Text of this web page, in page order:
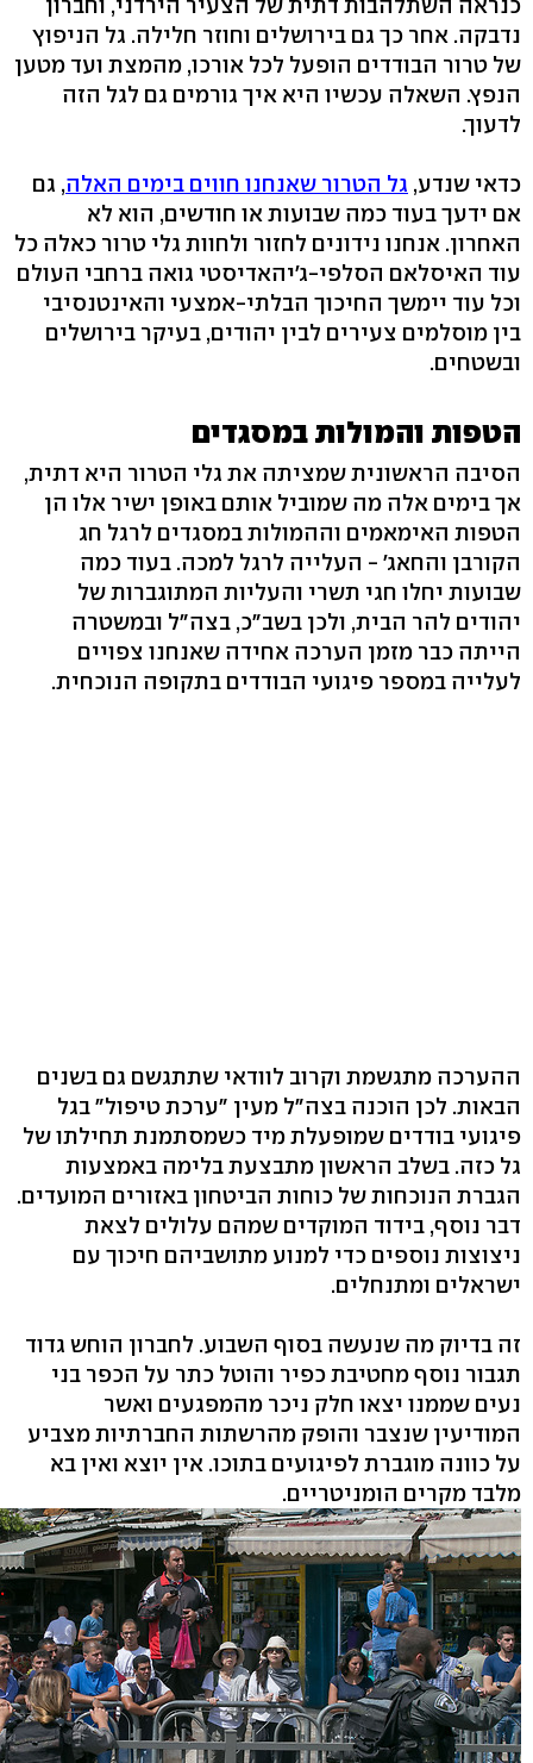
נדבקה. אחר כך גם בירושלים וחוזר חלילה. גל הניפוץ
של טרור הבודדים הופעל לכל אורכו, מהמצת ועד מטען
הנפץ. השאלה עכשיו היא איך גורמים גם לגל הזה
לדעוך.
כדאי שנדע, גל הטרור שאנחנו חווים בימים האלה, גם
אם ידעך בעוד כמה שבועות או חודשים, הוא לא
האחרון. אנחנו נידונים לחזור ולחוות גלי טרור כאלה כל
עוד האיסלאם הסלפי-ג'יהאדיסטי גואה ברחבי העולם
וכל עוד יימשך החיכוך הבלתי-אמצעי והאינטנסיבי
בין מוסלמים צעירים לבין יהודים, בעיקר בירושלים
ובשטחים.
הטפות והמולות במסגדים
הסיבה הראשונית שמציתה את גלי הטרור היא דתית,
אך בימים אלה מה שמוביל אותם באופן ישיר אלו הן
הטפות האימאמים וההמולות במסגדים לרגל חג
הקורבן והחאג' - העלייה לרגל למכה. בעוד כמה
שבועות יחלו חגי תשרי והעליות המתוגברות של
יהודים להר הבית, ולכן בשב"כ, בצה"ל ובמשטרה
הייתה כבר מזמן הערכה אחידה שאנחנו צפויים
לעלייה במספר פיגועי הבודדים בתקופה הנוכחית.
ההערכה מתגשמת וקרוב לוודאי שתתגשם גם בשנים
הבאות. לכן הוכנה בצה"ל מעין "ערכת טיפול" בגל
פיגועי בודדים שמופעלת מיד כשמסתמנת תחילתו של
גל כזה. בשלב הראשון מתבצעת בלימה באמצעות
הגברת הנוכחות של כוחות הביטחון באזורים המועדים.
דבר נוסף, בידוד המוקדים שמהם עלולים לצאת
ניצוצות נוספים כדי למנוע מתושביהם חיכוך עם
ישראלים ומתנחלים.
זה בדיוק מה שנעשה בסוף השבוע. לחברון הוחש גדוד
תגבור נוסף מחטיבת כפיר והוטל כתר על הכפר בני
נעים שממנו יצאו חלק ניכר מהמפגעים ואשר
המודיעין שנצבר והופק מהרשתות החברתיות מצביע
על כוונה מוגברת לפיגועים בתוכו. אין יוצא ואין בא
מלבד מקרים הומניטריים.